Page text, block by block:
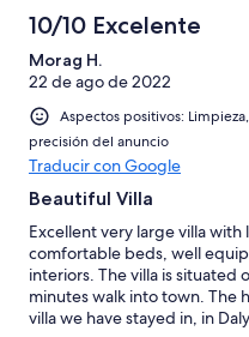
10/10 Excelente
Morag H.
22 de ago de 2022
Aspectos positivos:
precisión del anuncio
Traducir con Google
Beautiful Villa
Excellent very large villa
comfortable beds, well
interiors. The villa is situated
minutes walk into town. The
villa we have stayed in, in